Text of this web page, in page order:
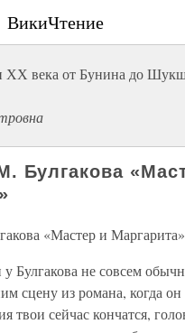
ВикиЧтение
ХХ века от Бунина до
Булгакова
«Мастер и Маргарита»
Булгакова не совсем
сцену из романа, когда он
твои сейчас кончатся,